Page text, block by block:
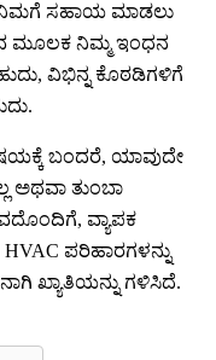
ನಿಮಗೆ ಸಹಾಯ ಮಾಡಲು
ಮೂಲಕ ನಿಮ್ಮ ಇಂಧನ
ವಿಭಿನ್ನ ಕೊಠಡಿಗಳಿಗೆ
ಬಂದರೆ, ಯಾವುದೇ
ಅಥವಾ ತುಂಬಾ
ವ್ಯಾಪಕ
ಪರಿಹಾರಗಳನ್ನು
ಖ್ಯಾತಿಯನ್ನು ಗಳಿಸಿದೆ.